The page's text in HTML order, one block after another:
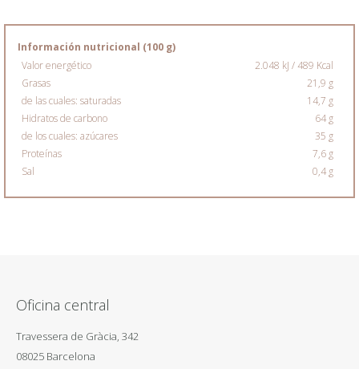
Información nutricional (100 g)
Valor energético
2.048 kJ / 489 Kcal
Grasas
21,9 g
de las cuales: saturadas
14,7 g
Hidratos de carbono
64 g
de los cuales: azúcares
35 g
Proteínas
7,6 g
Sal
0,4 g
Oficina central
Travessera de Gràcia, 342
08025 Barcelona